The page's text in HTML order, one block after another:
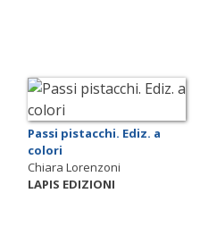
Passi pistacchi. Ediz. a
colori
Chiara Lorenzoni
LAPIS EDIZIONI